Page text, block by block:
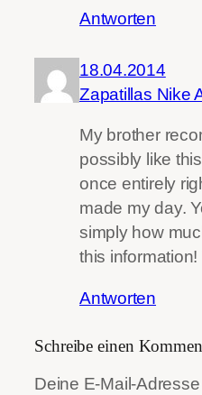
Antworten
18.04.2014
Zapatillas Nike
My brother
possibly like
once entirely
made my day.
simply how
this
Antworten
Schreibe einen
Deine E-Mail-